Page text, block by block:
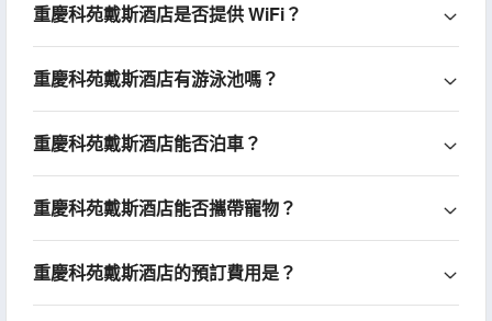
重慶科苑戴斯酒店是否提供 WiFi？
重慶科苑戴斯酒店有游泳池嗎？
重慶科苑戴斯酒店能否泊車？
重慶科苑戴斯酒店能否攜帶寵物？
重慶科苑戴斯酒店的預訂費用是？